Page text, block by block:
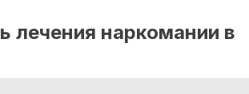
лечения наркомании в